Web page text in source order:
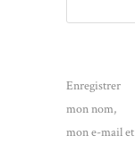
Enregistrer
mon nom,
mon e-mail et